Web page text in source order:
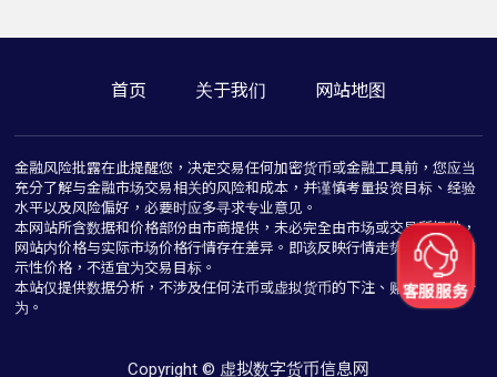
首页 关于我们 网站地图
金融风险批露在此提醒您，决定交易任何加密货币或金融工具前，您应当
充分了解与金融市场交易相关的风险和成本，并谨慎考量投资目标、经验
水平以及风险偏好，必要时应多寻求专业意见。
本网站所含数据和价格部份由市商提供，未必完全由市场或交易所提供，
网站内价格与实际市场价格行情存在差异。即该反映行情走势价格仅为指
示性价格，不适宜为交易目标。
本站仅提供数据分析，不涉及任何法币或虚拟货币的下注、赌博与推介行
为。
Copyright © 虚拟数字货币信息网